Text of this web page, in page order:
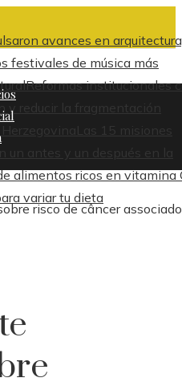
avances en
festivales de música más
Reformas institucionales
y reducir la fragmentación
Las 15 misiones
un antes y un después en la
alimentos ricos en vitamina
variar tu dieta
risco de câncer